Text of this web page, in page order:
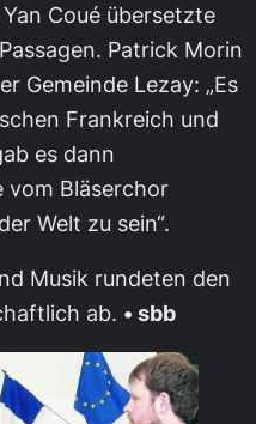
Coué übersetzte
Patrick Morin
Gemeinde Lezay: „Es
Frankreich und
es dann
vom Bläserchor
Welt zu sein“.
Musik rundeten den
ab. • sbb